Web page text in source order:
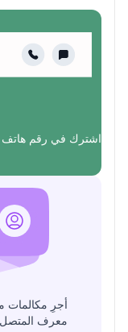
اشترك في رقم هاتف
أجرِ مكالمات
معرف